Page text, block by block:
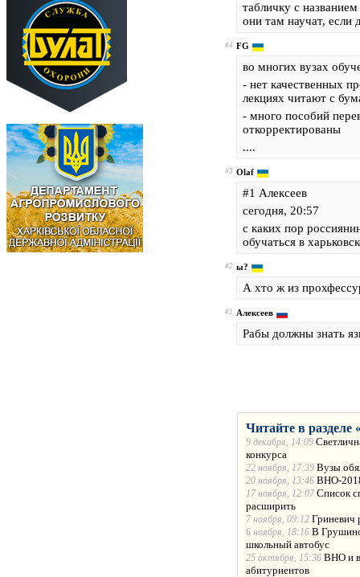
табличку с
они там научат, если
#4 FG
во многих вузах
- нет качественных
лекциях читают с
- много пособий
откорректированы
....
#3 Olaf
#1 Алексеев
сегодня, 20:57
с каких пор
обучаться в
#2 ы?
А хто ж из
#1 Алексеев
Рабы должны знать
Читайте в разделе
9 декабря, 14:09
конкурса
22 ноября, 17:39 Вузы
20 ноября, 13:46 ВНО-
17 ноября, 12:07 Список
расширить
7 ноября, 09:12 Гриневич
6 ноября, 18:16 В
школьный автобус
25 октября, 15:36 ВНО и
абитуриентов